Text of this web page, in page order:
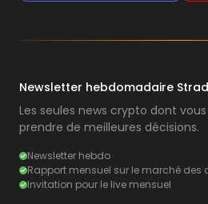
Newsletter hebdomadaire
Les seules news crypto dont
prendre de meilleures décisions.
Newsletter hebdo
Rapport mensuel sur le marché des
Invitation pour le live mensuel